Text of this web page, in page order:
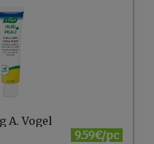
A. Vogel
9.59€/pc